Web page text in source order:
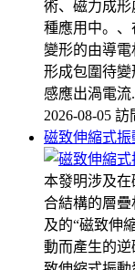
術、磁力成
種應用中。
變形的由導電
形成包圍待
感應出渦電流
2026-08-05 訪
磁致伸縮式
本發明涉及
合結構的層
及的“磁致伸
動而產生的